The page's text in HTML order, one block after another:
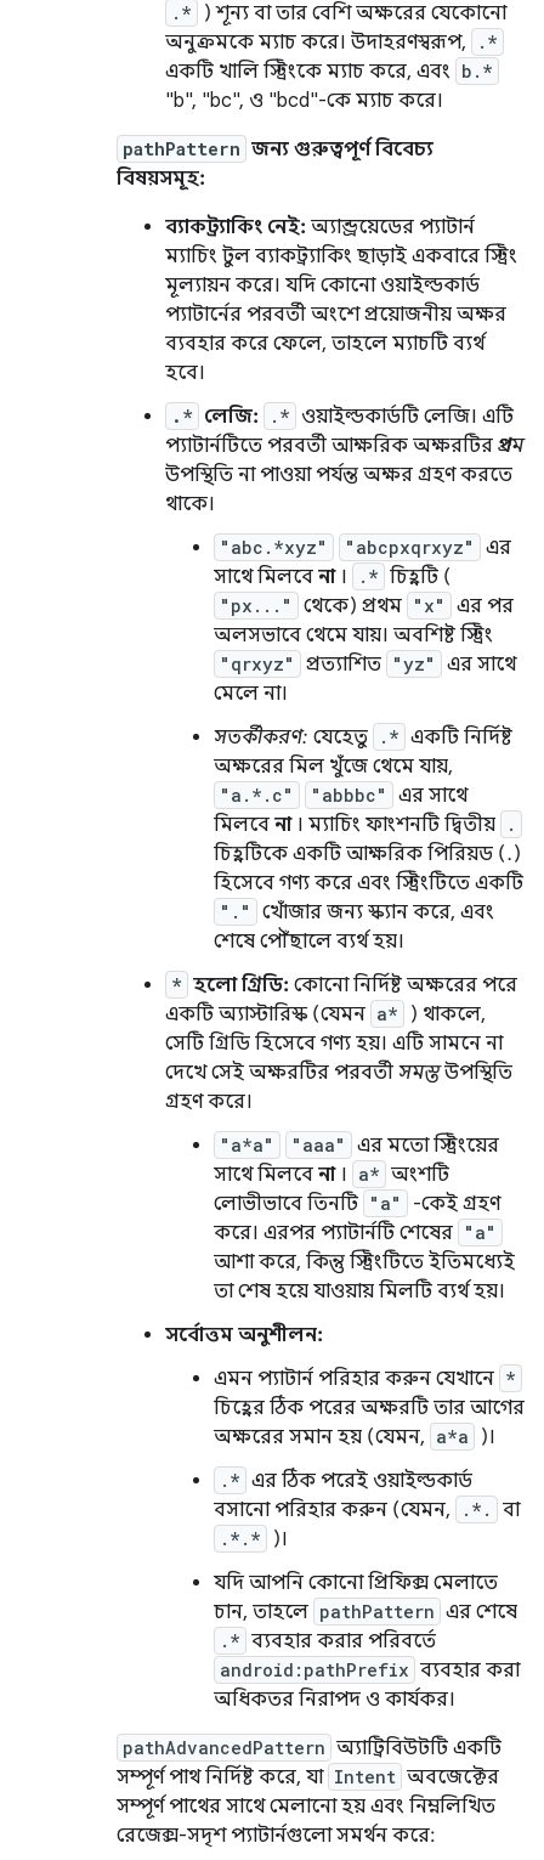
.*
) শূন্য বা তার বেশি অক্ষরের যেকোনো
অনুক্রমকে ম্যাচ করে। উদাহরণস্বরূপ,
.*
একটি খালি স্ট্রিংকে ম্যাচ করে, এবং b.*
"b", "bc", ও "bcd"-কে ম্যাচ করে।
pathPattern জন্য গুরুত্বপূর্ণ বিবেচ্য
বিষয়সমূহ:
ব্যাকট্র্যাকিং নেই: অ্যান্ড্রয়েডের প্যাটার্ন
ম্যাচিং টুল ব্যাকট্র্যাকিং ছাড়াই একবারে স্ট্রিং
মূল্যায়ন করে। যদি কোনো ওয়াইল্ডকার্ড
প্যাটার্নের পরবর্তী অংশে প্রয়োজনীয় অক্ষর
ব্যবহার করে ফেলে, তাহলে ম্যাচটি ব্যর্থ
হবে।
.* লেজি: .* ওয়াইল্ডকার্ডটি লেজি। এটি
প্যাটার্নটিতে পরবর্তী আক্ষরিক অক্ষরটির প্রথম
উপস্থিতি না পাওয়া পর্যন্ত অক্ষর গ্রহণ করতে
থাকে।
"abc.*xyz" "abcpxqrxyz"
এর
সাথে মিলবে না। .* চিহ্নটি (
"px..." থেকে) প্রথম "x"
এর পর
অলসভাবে থেমে যায়। অবশিষ্ট স্ট্রিং
"qrxyz" প্রত্যাশিত "yz"
এর সাথে
মেলে না।
সতর্কীকরণ: যেহেতু .* একটি নির্দিষ্ট
অক্ষরের মিল খুঁজে থেমে যায়,
"a.*.c" "abbbc"
এর সাথে
মিলবে না। ম্যাচিং ফাংশনটি দ্বিতীয় .
চিহ্নটিকে একটি আক্ষরিক পিরিয়ড (.)
হিসেবে গণ্য করে এবং স্ট্রিংটিতে একটি
"."
খোঁজার জন্য স্ক্যান করে, এবং
শেষে পৌঁছালে ব্যর্থ হয়।
* হলো গ্রিডি: কোনো নির্দিষ্ট অক্ষরের পরে
একটি অ্যাস্টারিস্ক (যেমন a*
) থাকলে,
সেটি গ্রিডি হিসেবে গণ্য হয়। এটি সামনে না
দেখে সেই অক্ষরটির পরবর্তী সমস্তউপস্থিতি
গ্রহণ করে।
"a*a" "aaa"
এর মতো স্ট্রিংয়ের
সাথে মিলবে না। a* অংশটি
লোভীভাবে তিনটি "a"
-কেই গ্রহণ
করে। এরপর প্যাটার্নটি শেষের "a"
আশা করে, কিন্তু স্ট্রিংটিতে ইতিমধ্যেই
তা শেষ হয়ে যাওয়ায় মিলটি ব্যর্থ হয়।
সর্বোত্তম অনুশীলন:
এমন প্যাটার্ন পরিহার করুন যেখানে *
চিহ্নের ঠিক পরের অক্ষরটি তার আগের
অক্ষরের সমান হয় (যেমন, a*a )।
.* এর ঠিক পরেই ওয়াইল্ডকার্ড
বসানো পরিহার করুন (যেমন,
.*. বা
.*.*
)।
যদি আপনি কোনো প্রিফিক্স মেলাতে
চান, তাহলে pathPattern এর শেষে
.* ব্যবহার করার পরিবর্তে
android:pathPrefix ব্যবহার করা
অধিকতর নিরাপদ ও কার্যকর।
pathAdvancedPattern অ্যাট্রিবিউটটি একটি
সম্পূর্ণ পাথ নির্দিষ্ট করে, যা Intent অবজেক্টের
সম্পূর্ণ পাথের সাথে মেলানো হয় এবং নিম্নলিখিত
রেজেক্স-সদৃশ প্যাটার্নগুলো সমর্থন করে: